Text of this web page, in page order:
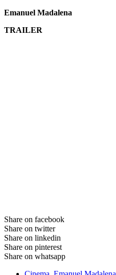
Emanuel Madalena
TRAILER
Share on facebook
Share on twitter
Share on linkedin
Share on pinterest
Share on whatsapp